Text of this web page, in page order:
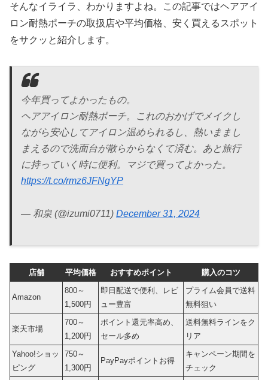
そんなイライラ、わかりますよね。この記事ではヘアアイ
ロン耐熱ポーチの取扱店や平均価格、安く買えるスポット
をサクッと紹介します。
今年買ってよかったもの。
ヘアアイロン耐熱ポーチ。これのおかげでメイクし
ながら安心してアイロン温められるし、熱いままし
まえるので洗面台が散らからなくて済む。あと旅行
に持っていく時に便利。マジで買ってよかった。
https://t.co/rmz6JFNgYP
— 和泉 (@izumi0711) December 31, 2024
店舗 平均価格 おすすめポイント 購入のコツ
Amazon
800～
1,500円
即日配送で便利、レビ
ュー豊富
プライム会員で送料
無料狙い
楽天市場
700～
1,200円
ポイント還元率高め、
セール多め
送料無料ラインをク
リア
Yahoo!ショッ
ピング
750～
1,300円
PayPayポイントお得
キャンペーン期間を
チェック